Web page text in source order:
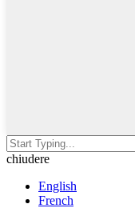
chiudere
English
French